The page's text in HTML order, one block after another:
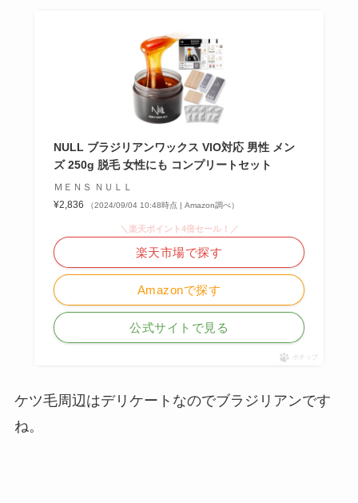
NULL ブラジリアンワックス VIO対応 男性 メン
ズ 250g 脱毛 女性にも コンプリートセット
ＭＥＮＳ ＮＵＬＬ
¥2,836
（2024/09/04 10:48時点 | Amazon調べ）
Amazonで探す
＼楽天ポイント4倍セール！／
楽天市場で探す
公式サイトで見る
ポチップ
ケツ毛周辺はデリケートなのでブラジリアンです
ね。